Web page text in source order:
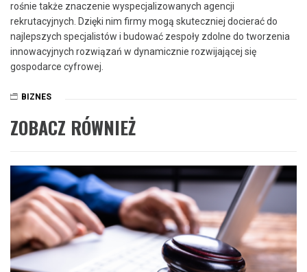
rośnie także znaczenie wyspecjalizowanych agencji
rekrutacyjnych. Dzięki nim firmy mogą skuteczniej docierać do
najlepszych specjalistów i budować zespoły zdolne do tworzenia
innowacyjnych rozwiązań w dynamicznie rozwijającej się
gospodarce cyfrowej.
BIZNES
ZOBACZ RÓWNIEŻ